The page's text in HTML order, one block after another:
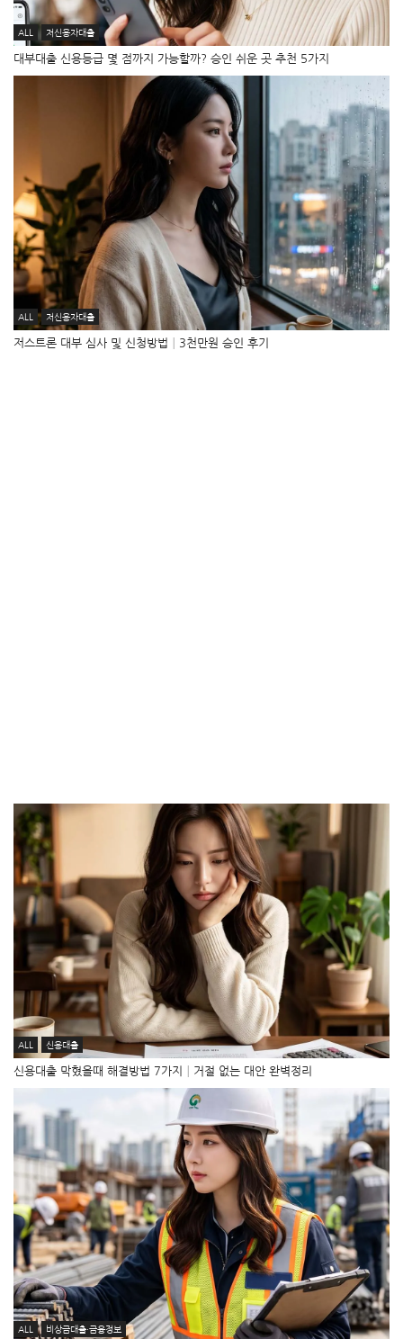
ALL 저신용자대출
대부대출 신용등급 몇 점까지 가능할까? 승인 쉬운 곳 추천 5가지
ALL 저신용자대출
저스트론 대부 심사 및 신청방법│3천만원 승인 후기
ALL 신용대출
신용대출 막혔을때 해결방법 7가지│거절 없는 대안 완벽정리
ALL 비상금대출·금융정보